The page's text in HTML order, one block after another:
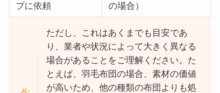
プに依頼
の場合）
ただし、これはあくまでも目安であ
り、業者や状況によって大きく異なる
場合があることをご理解ください。た
とえば、羽毛布団の場合、素材の価値
が高いため、他の種類の布団よりも処